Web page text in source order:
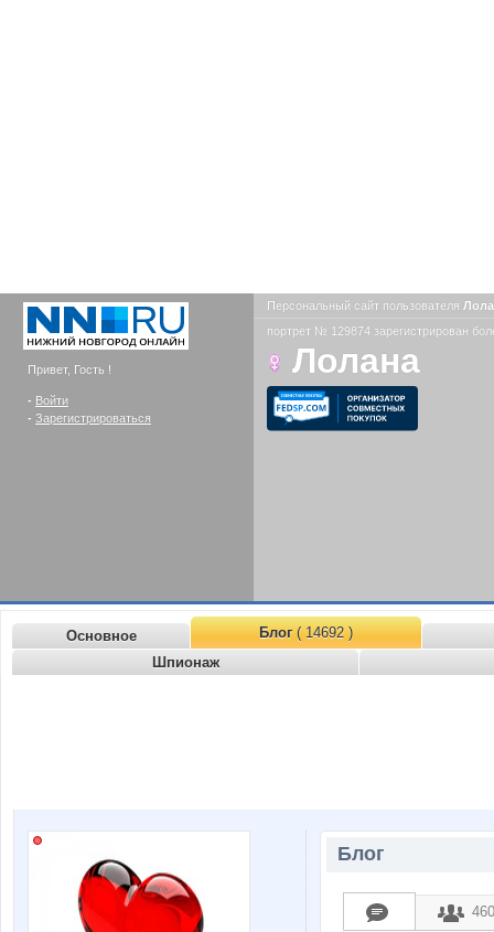
Привет, Гость !
- Войти
- Зарегистрироваться
Персональный сайт пользователя
портрет № 129874 зарегистрирован
Лолана
Основное Блог( 14692 )
Шпионаж
Блог